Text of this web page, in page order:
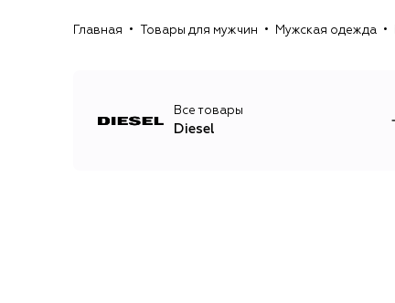
Главная Товары для мужчин Мужская одежда
Все товары
Diesel